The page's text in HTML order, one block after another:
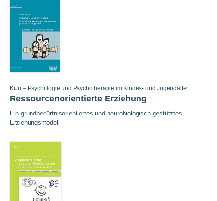
KiJu – Psychologie und Psychotherapie im Kindes- und Jugendalter
Ressourcenorientierte Erziehung
Ein grundbedürfnisorientiertes und neurobiologisch gestütztes
Erziehungsmodell